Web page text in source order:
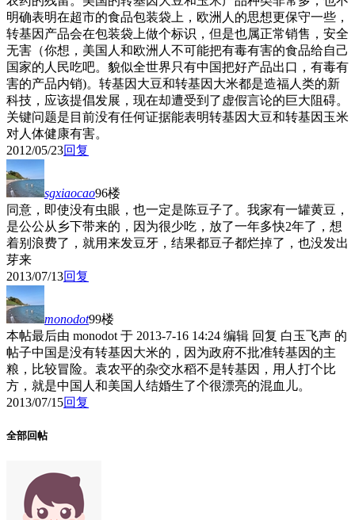
明确表明在超市的食品包装袋上，欧洲人的思想更保守一些，
转基因产品会在包装袋上做个标识，但是也属正常销售，安全
无害（你想，美国人和欧洲人不可能把有毒有害的食品给自己
国家的人民吃吧。貌似全世界只有中国把好产品出口，有毒有
害的产品内销)。转基因大豆和转基因大米都是造福人类的新
科技，应该提倡发展，现在却遭受到了虚假言论的巨大阻碍。
关键问题是目前没有任何证据能表明转基因大豆和转基因玉米
对人体健康有害。
2012/05/23回复
sgxiaocao96楼
同意，即使没有虫眼，也一定是陈豆子了。我家有一罐黄豆，
是公公从乡下带来的，因为很少吃，放了一年多快2年了，想
着别浪费了，就用来发豆牙，结果都豆子都烂掉了，也没发出
芽来
2013/07/13回复
monodot99楼
本帖最后由 monodot 于 2013-7-16 14:24 编辑 回复 白玉飞声 的
帖子中国是没有转基因大米的，因为政府不批准转基因的主
粮，比较冒险。袁农平的杂交水稻不是转基因，用人打个比
方，就是中国人和美国人结婚生了个很漂亮的混血儿。
2013/07/15回复
全部回帖